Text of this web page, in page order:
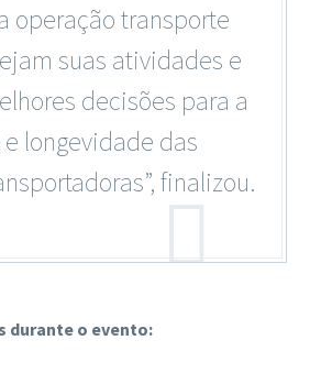
operação transporte
suas atividades e
decisões para a
longevidade das
finalizou.
durante o evento: